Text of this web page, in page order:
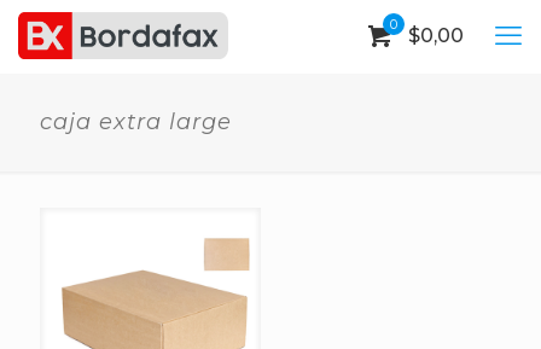
0 $0,00
caja extra large